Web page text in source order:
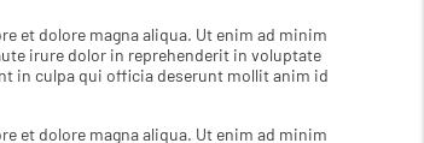
et dolore magna aliqua. Ut enim ad minim
irure dolor in reprehenderit in voluptate
in culpa qui officia deserunt mollit anim id
et dolore magna aliqua. Ut enim ad minim